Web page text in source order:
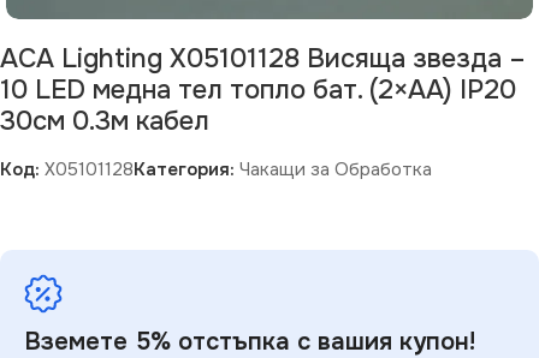
ACA Lighting X05101128 Висяща звезда –
10 LED медна тел топло бат. (2×AA) IP20
30см 0.3м кабел
Код: X05101128Категория: Чакащи за Обработка
Вземете 5% отстъпка с вашия купон!